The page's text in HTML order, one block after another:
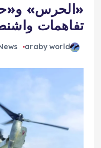
«الحرس»
تفاهمات
araby world